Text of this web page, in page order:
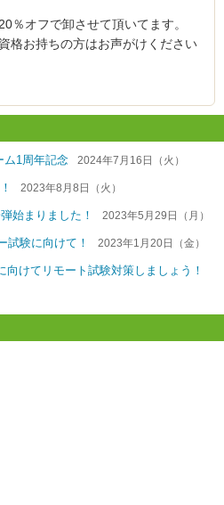
％オフで卸させて頂いてます。
格お持ちの方はお声がけください
1周年記念 2024年7月16日（火）
2023年8月8日（火）
始まりました！ 2023年5月29日（月）
試験に向けて！ 2023年1月20日（金）
けてリモート試験対策しましょう！